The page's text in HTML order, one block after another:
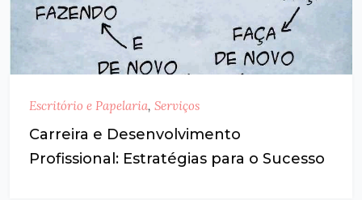
Escritório e Papelaria, Serviços
Carreira e Desenvolvimento
Profissional: Estratégias para o Sucesso